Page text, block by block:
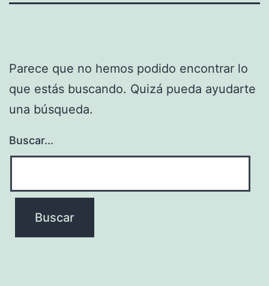
Parece que no hemos podido encontrar lo
que estás buscando. Quizá pueda ayudarte
una búsqueda.
Buscar...